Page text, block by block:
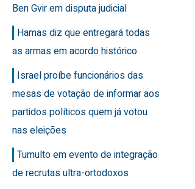
Ben Gvir em disputa judicial
Hamas diz que entregará todas
as armas em acordo histórico
Israel proíbe funcionários das
mesas de votação de informar aos
partidos políticos quem já votou
nas eleições
Tumulto em evento de integração
de recrutas ultra-ortodoxos